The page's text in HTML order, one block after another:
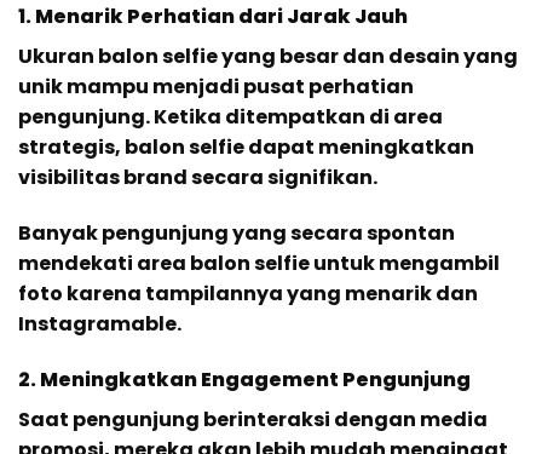
1. Menarik Perhatian dari Jarak Jauh
Ukuran balon selfie yang besar dan desain yang
unik mampu menjadi pusat perhatian
pengunjung. Ketika ditempatkan di area
strategis, balon selfie dapat meningkatkan
visibilitas brand secara signifikan.
Banyak pengunjung yang secara spontan
mendekati area balon selfie untuk mengambil
foto karena tampilannya yang menarik dan
Instagramable.
2. Meningkatkan Engagement Pengunjung
Saat pengunjung berinteraksi dengan media